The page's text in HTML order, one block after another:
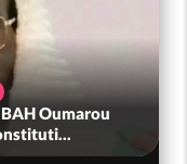
Oumarou